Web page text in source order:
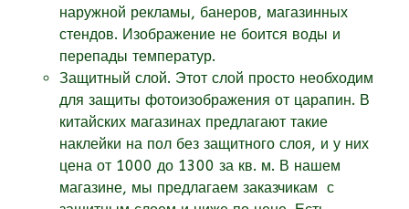
наружной рекламы, банеров, магазинных
стендов. Изображение не боится воды и
перепады температур.
Защитный слой. Этот слой просто необходим
для защиты фотоизображения от царапин. В
китайских магазинах предлагают такие
наклейки на пол без защитного слоя, и у них
цена от 1000 до 1300 за кв. м. В нашем
магазине, мы предлагаем заказчикам с